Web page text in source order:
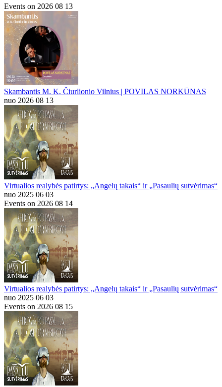
Events on 2026 08 13
Skambantis M. K. Čiurlionio Vilnius | POVILAS NORKŪNAS
nuo 2026 08 13
Virtualios realybės patirtys: „Angelų takais“ ir „Pasaulių sutvėrimas“
nuo 2025 06 03
Events on 2026 08 14
Virtualios realybės patirtys: „Angelų takais“ ir „Pasaulių sutvėrimas“
nuo 2025 06 03
Events on 2026 08 15